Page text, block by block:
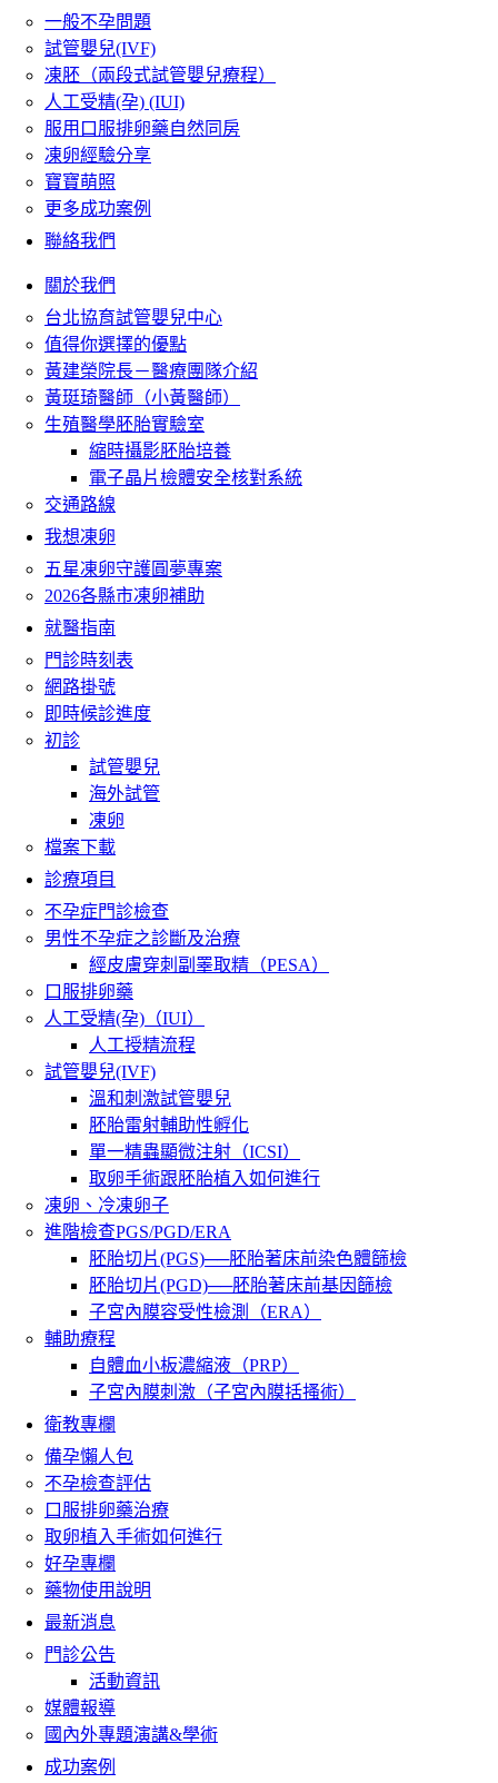
一般不孕問題
試管嬰兒(IVF)
凍胚（兩段式試管嬰兒療程）
人工受精(孕) (IUI)
服用口服排卵藥自然同房
凍卵經驗分享
寶寶萌照
更多成功案例
聯絡我們
關於我們
台北協育試管嬰兒中心
值得你選擇的優點
黃建榮院長－醫療團隊介紹
黃珽琦醫師（小黃醫師）
生殖醫學胚胎實驗室
縮時攝影胚胎培養
電子晶片檢體安全核對系統
交通路線
我想凍卵
五星凍卵守護圓夢專案
2026各縣市凍卵補助
就醫指南
門診時刻表
網路掛號
即時候診進度
初診
試管嬰兒
海外試管
凍卵
檔案下載
診療項目
不孕症門診檢查
男性不孕症之診斷及治療
經皮膚穿刺副睪取精（PESA）
口服排卵藥
人工受精(孕)（IUI）
人工授精流程
試管嬰兒(IVF)
溫和刺激試管嬰兒
胚胎雷射輔助性孵化
單一精蟲顯微注射（ICSI）
取卵手術跟胚胎植入如何進行
凍卵、冷凍卵子
進階檢查PGS/PGD/ERA
胚胎切片(PGS)──胚胎著床前染色體篩檢
胚胎切片(PGD)──胚胎著床前基因篩檢
子宮內膜容受性檢測（ERA）
輔助療程
自體血小板濃縮液（PRP）
子宮內膜刺激（子宮內膜括搔術）
衛教專欄
備孕懶人包
不孕檢查評估
口服排卵藥治療
取卵植入手術如何進行
好孕專欄
藥物使用說明
最新消息
門診公告
活動資訊
媒體報導
國內外專題演講&學術
成功案例